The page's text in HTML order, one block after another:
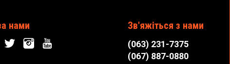
нами Зв'яжіться з нами
(063) 231-7375
(067) 887-0880